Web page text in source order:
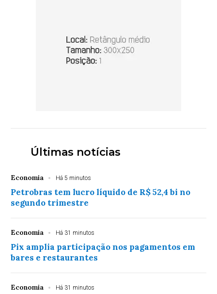
Últimas notícias
Economia Há 5 minutos
Petrobras tem lucro líquido de R$ 52,4 bi no
segundo trimestre
Economia Há 31 minutos
Pix amplia participação nos pagamentos em
bares e restaurantes
Economia Há 31 minutos